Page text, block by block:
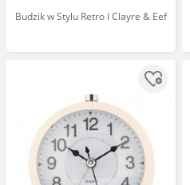
Budzik w Stylu Retro I Clayre & Eef